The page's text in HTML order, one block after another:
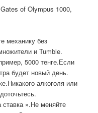
of Olympus 1000,
механику без
и Tumble.
5000 тенге.Если
будет новый день.
алкоголя или
ставка ».Не меняйте